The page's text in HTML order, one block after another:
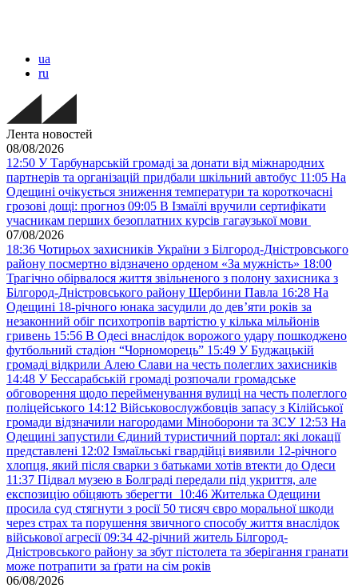
ua
ru
Лента новостей
08/08/2026
12:50 У Тарбунарській громаді за донати від міжнародних
партнерів та організацій придбали шкільний автобус 11:05 На
Одещині очікується зниження температури та короткочасні
грозові дощі: прогноз 09:05 В Ізмаїлі вручили сертифікати
учасникам перших безоплатних курсів гагаузької мови
07/08/2026
18:36 Чотирьох захисників України з Білгород-Дністровського
району посмертно відзначено орденом «За мужність» 18:00
Трагічно обірвалося життя звільненого з полону захисника з
Білгород-Дністровського району Щербини Павла 16:28 На
Одещині 18-річного юнака засудили до дев’яти років за
незаконний обіг психотропів вартістю у кілька мільйонів
гривень 15:56 В Одесі внаслідок ворожого удару пошкоджено
футбольний стадіон “Чорноморець” 15:49 У Буджацькій
громаді відкрили Алею Слави на честь полеглих захисників
14:48 У Бессарабській громаді розпочали громадське
обговорення щодо перейменування вулиці на честь полеглого
поліцейського 14:12 Військовослужбовців запасу з Кілійської
громади відзначили нагородами Міноборони та ЗСУ 12:53 На
Одещині запустили Єдиний туристичний портал: які локації
представлені 12:02 Ізмаїльські гвардійці виявили 12-річного
хлопця, який після сварки з батьками хотів втекти до Одеси
11:37 Підвал музею в Болграді передали під укриття, але
експозицію обіцяють зберегти 10:46 Жителька Одещини
просила суд стягнути з росії 50 тисяч євро моральної шкоди
через страх та порушення звичного способу життя внаслідок
військової агресії 09:34 42-річний житель Білгород-
Дністровського району за збут пістолета та зберігання гранати
може потрапити за ґрати на сім років
06/08/2026